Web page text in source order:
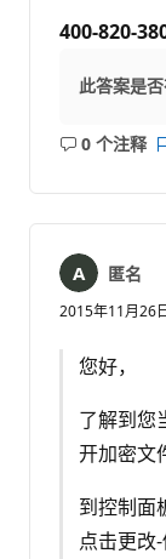
400-820-
此答案是
0 个注释
无
匿名
2015年11月26
您好，
了解到您
开加密文
到控制面
点击更改